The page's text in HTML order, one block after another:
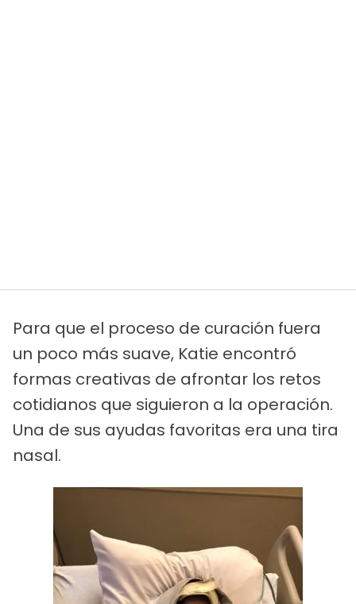
Para que el proceso de curación fuera
un poco más suave, Katie encontró
formas creativas de afrontar los retos
cotidianos que siguieron a la operación.
Una de sus ayudas favoritas era una tira
nasal.